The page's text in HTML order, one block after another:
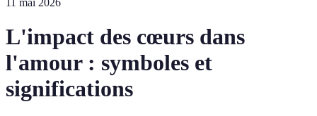
11 mai 2026
L'impact des cœurs dans
l'amour : symboles et
significations